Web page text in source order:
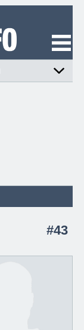
#43